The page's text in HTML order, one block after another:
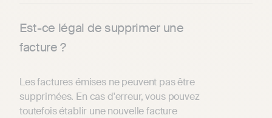
Est-ce légal de supprimer une
facture ?
Les factures émises ne peuvent pas être
supprimées. En cas d'erreur, vous pouvez
toutefois établir une nouvelle facture